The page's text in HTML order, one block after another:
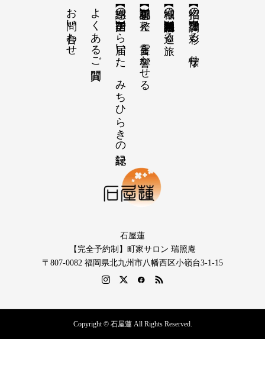
【招福の調律】日々を彩る、懐守り
【神域の系譜】神社仏閣・自然を巡る旅
【祝詞集】心を整え、言霊を響かせる
【感謝の声】全国から届いた、みちひらきの記録
よくあるご質問
お問い合わせ
石屋蓮
【完全予約制】町家サロン 瑞照庵
〒807-0082 福岡県北九州市八幡西区小嶺台3-1-15
Copyright © 石屋蓮 All Rights Reserved.